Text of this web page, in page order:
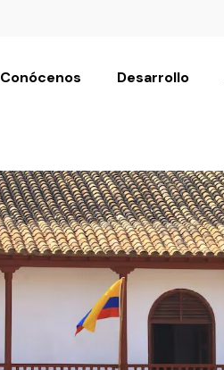
Conócenos Desarrollo